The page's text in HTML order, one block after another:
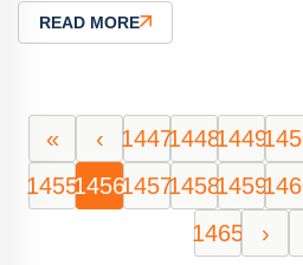
READ MORE
« ‹ 144714481449
14551456145714581459
1465
›